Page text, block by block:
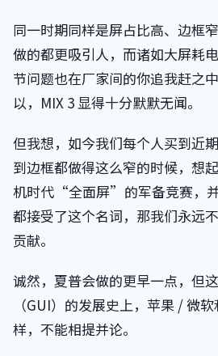
同一时期同样是屏占比高、边框
做的都更吸引人，而诸如大屏耗
节问题也在厂家间的你追我赶之
以，MIX 3 显得十分默默无闻。
但我想，如今我们每个人买到近
到边框都做得这么窄的时候，想
机时代“全面屏”的军备竞赛，
都接受了这个名词，那我们永远
贡献。
诚然，夏普会做的更早一点，但
（GUI）的发展史上，苹果 / 微
样，不能相提并论。